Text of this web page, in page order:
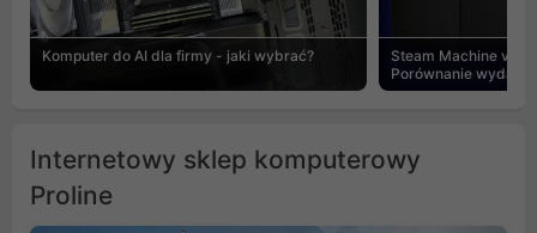
Komputer do AI dla firmy - jaki wybrać?
Steam Machine vs
Porównanie
Internetowy sklep komputerowy
Proline